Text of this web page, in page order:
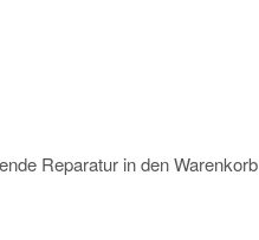
Reparatur in den Warenkorb